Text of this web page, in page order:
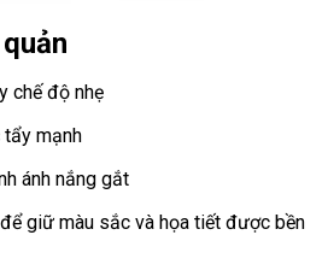
chế độ nhẹ
mạnh
ánh nắng gắt
giữ màu sắc và họa tiết được bền